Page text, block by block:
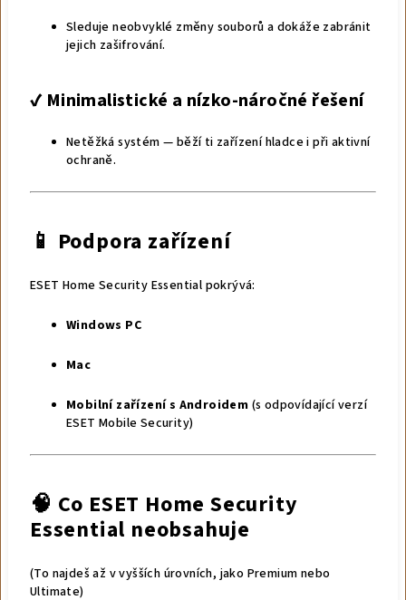
Sleduje neobvyklé změny souborů a dokáže zabránit
jejich zašifrování.
✔️ Minimalistické a nízko-náročné řešení
Netěžká systém — běží ti zařízení hladce i při aktivní
ochraně.
📱 Podpora zařízení
ESET Home Security Essential pokrývá:
Windows PC
Mac
Mobilní zařízení s Androidem (s odpovídající verzí
ESET Mobile Security)
🧠 Co ESET Home Security
Essential neobsahuje
(To najdeš až v vyšších úrovních, jako Premium nebo
Ultimate)